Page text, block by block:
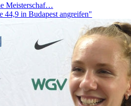
Meisterschaf…
44,9 in Budapest angreifen"